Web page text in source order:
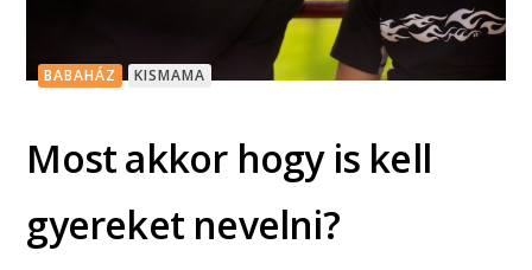
BABAHÁZ KISMAMA
Most akkor hogy is kell
gyereket nevelni?